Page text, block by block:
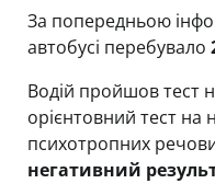
За попередньою
автобусі перебувало
Водій пройшов тест
орієнтовний тест на
психотропних
негативний